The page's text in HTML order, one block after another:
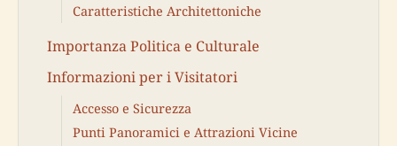
Caratteristiche Architettoniche
Importanza Politica e Culturale
Informazioni per i Visitatori
Accesso e Sicurezza
Punti Panoramici e Attrazioni Vicine